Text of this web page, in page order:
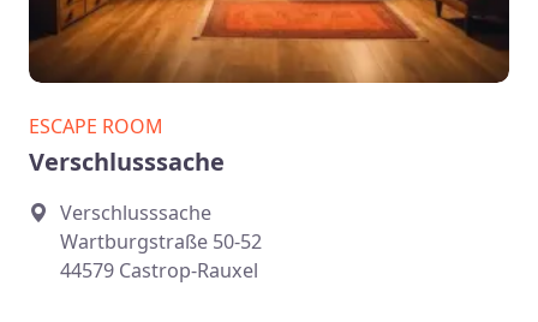
ESCAPE ROOM
Verschlusssache
Verschlusssache
Wartburgstraße 50-52
44579 Castrop-Rauxel